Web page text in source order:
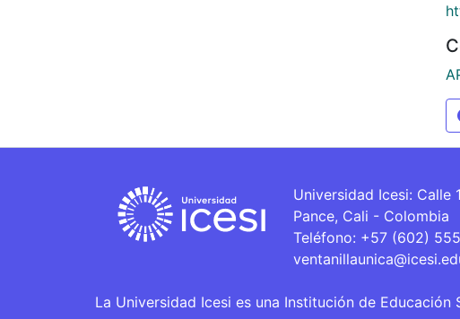
Universidad Icesi: Calle
Pance, Cali - Colombia
Teléfono: +57 (602)
La Universidad Icesi es una Institución de